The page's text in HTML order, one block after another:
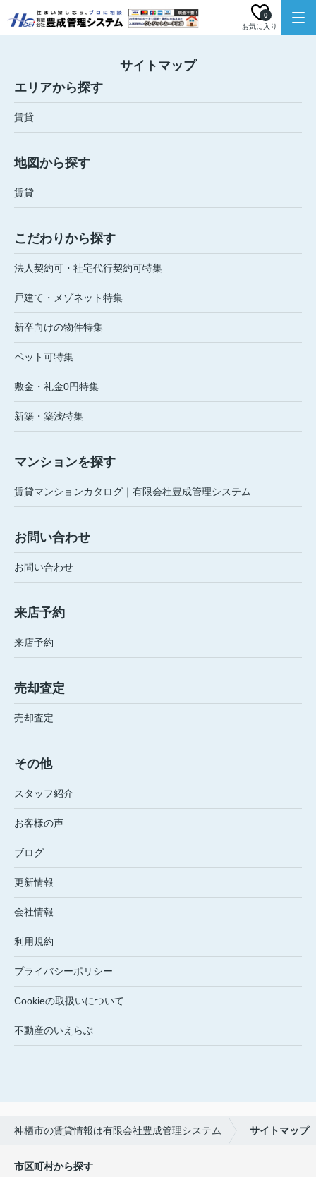
お気に入り
0
サイトマップ
エリアから探す
賃貸
地図から探す
賃貸
こだわりから探す
法人契約可・社宅代行契約可特集
戸建て・メゾネット特集
新卒向けの物件特集
ペット可特集
敷金・礼金0円特集
新築・築浅特集
マンションを探す
賃貸マンションカタログ｜有限会社豊成管理システム
お問い合わせ
お問い合わせ
来店予約
来店予約
売却査定
売却査定
その他
スタッフ紹介
お客様の声
ブログ
更新情報
会社情報
利用規約
プライバシーポリシー
Cookieの取扱いについて
不動産のいえらぶ
神栖市の賃貸情報は有限会社豊成管理システム サイトマップ
市区町村から探す